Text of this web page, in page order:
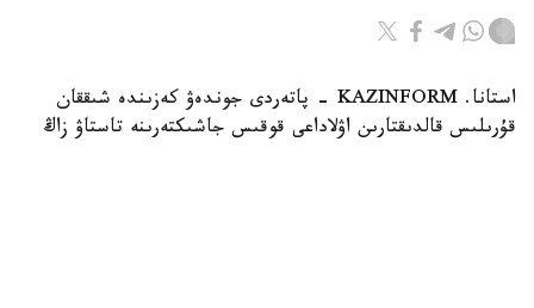
استانا. KAZINFORM - پاتەردى جوندەۋ كەزىندە شىققان
قۇرىلىس قالدىقتارىن اۋلاداعى قوقىس جاشىكتەرىنە تاستاۋ زاڭ